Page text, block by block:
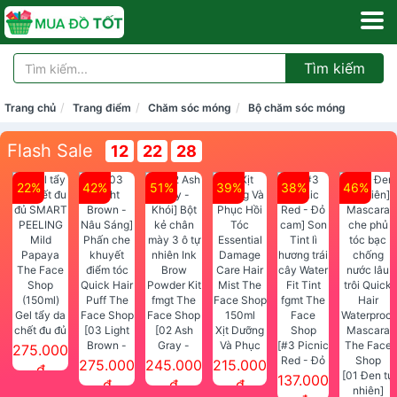
Tìm kiếm
Trang chủ Trang điểm Chăm sóc móng Bộ chăm sóc móng
Flash Sale 12 22 27
22%
Gel tẩy da
chết đu đủ
SMART
PEELING
275.000
đ
42%
[03 Light
Brown -
Nâu Sáng]
Phấn che
275.000
đ
51%
[02 Ash
Gray -
Khói] Bột
kẻ chân
245.000
đ
39%
Xịt Dưỡng
Và Phục
Hồi Tóc
Essential
215.000
đ
38%
[#3 Picnic
Red - Đỏ
cam] Son
137.000
46%
[01 Đen tự
nhiên]